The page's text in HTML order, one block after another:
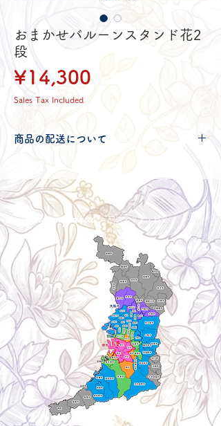
おまかせバルーンスタンド花2
段
¥14,300 Price
Sales Tax Included
商品の配送について
からご確認ください。
Delivery aria配送エリア・料金